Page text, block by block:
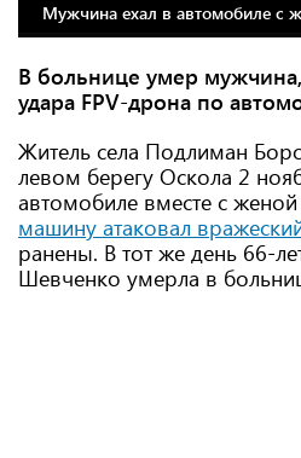
Мужчина ехал в автомобиле с
В больнице умер
удара FPV-дрона по
Житель села Подлиман
левом берегу Оскола 2
автомобиле вместе с
машину атаковал
ранены. В тот же день 66-
Шевченко умерла в